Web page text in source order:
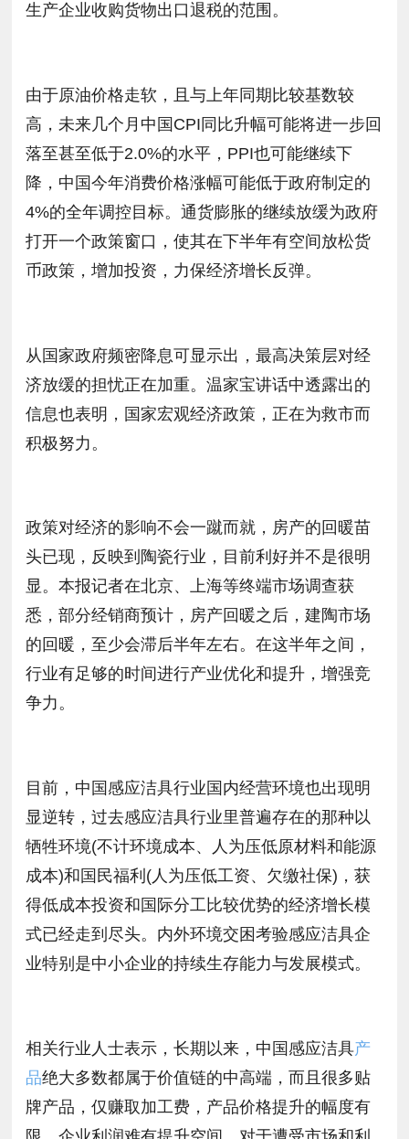
生产企业收购货物出口退税的范围。
由于原油价格走软，且与上年同期比较基数较
高，未来几个月中国CPI同比升幅可能将进一步回
落至甚至低于2.0%的水平，PPI也可能继续下
降，中国今年消费价格涨幅可能低于政府制定的
4%的全年调控目标。通货膨胀的继续放缓为政府
打开一个政策窗口，使其在下半年有空间放松货
币政策，增加投资，力保经济增长反弹。
从国家政府频密降息可显示出，最高决策层对经
济放缓的担忧正在加重。温家宝讲话中透露出的
信息也表明，国家宏观经济政策，正在为救市而
积极努力。
政策对经济的影响不会一蹴而就，房产的回暖苗
头已现，反映到陶瓷行业，目前利好并不是很明
显。本报记者在北京、上海等终端市场调查获
悉，部分经销商预计，房产回暖之后，建陶市场
的回暖，至少会滞后半年左右。在这半年之间，
行业有足够的时间进行产业优化和提升，增强竞
争力。
目前，中国感应洁具行业国内经营环境也出现明
显逆转，过去感应洁具行业里普遍存在的那种以
牺牲环境(不计环境成本、人为压低原材料和能源
成本)和国民福利(人为压低工资、欠缴社保)，获
得低成本投资和国际分工比较优势的经济增长模
式已经走到尽头。内外环境交困考验感应洁具企
业特别是中小企业的持续生存能力与发展模式。
相关行业人士表示，长期以来，中国感应洁具产
品绝大多数都属于价值链的中高端，而且很多贴
牌产品，仅赚取加工费，产品价格提升的幅度有